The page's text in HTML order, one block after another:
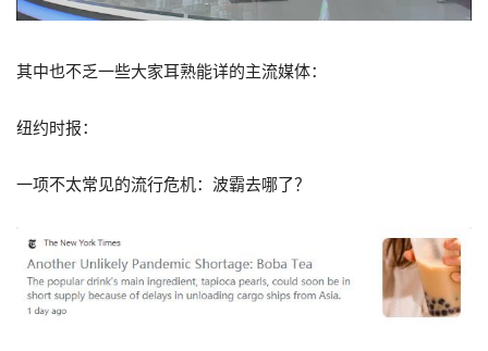
其中也不乏一些大家耳熟能详的主流媒体：
纽约时报：
一项不太常见的流行危机：波霸去哪了？